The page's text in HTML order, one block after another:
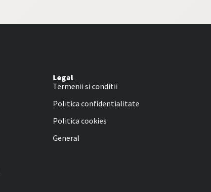
Legal
Termenii si conditii
Politica confidentialitate
Politica cookies
General